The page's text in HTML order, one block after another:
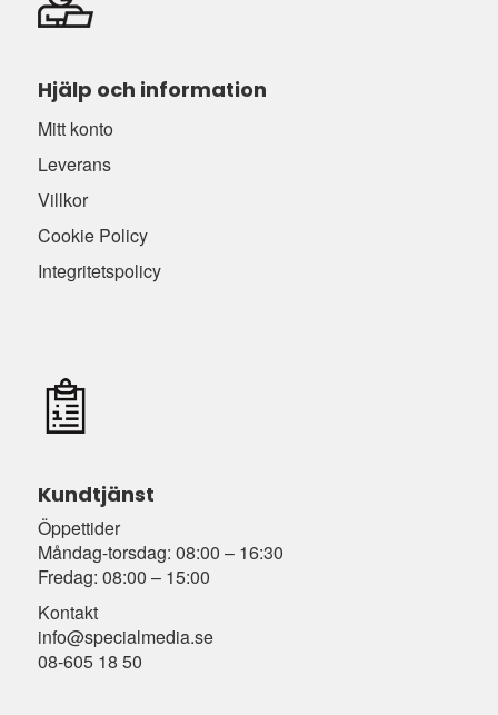
Hjälp och information
Mitt konto
Leverans
Villkor
Cookie Policy
Integritetspolicy
Kundtjänst
Öppettider
Måndag-torsdag: 08:00 – 16:30
Fredag: 08:00 – 15:00
Kontakt
info@specialmedia.se
08-605 18 50